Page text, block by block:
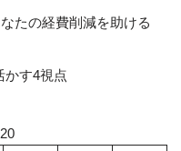
たの経費削減を助ける
かす4視点